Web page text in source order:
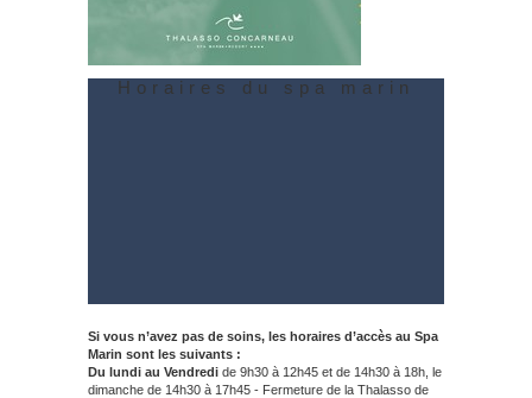
Horaires du spa marin
Si vous n’avez pas de soins, les horaires d’accès au Spa
Marin sont les suivants :
Du lundi au Vendredi de 9h30 à 12h45 et de 14h30 à 18h, le
dimanche de 14h30 à 17h45 - Fermeture de la Thalasso de